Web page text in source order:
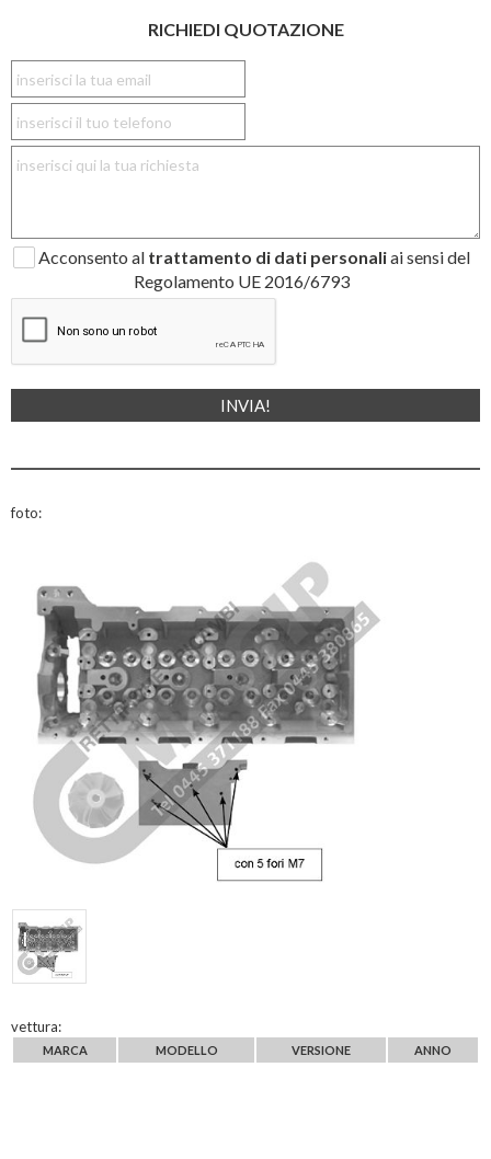
RICHIEDI QUOTAZIONE
Acconsento al trattamento di dati personaliai sensi del
Regolamento UE 2016/6793
foto:
vettura:
MARCA MODELLO VERSIONE ANNO